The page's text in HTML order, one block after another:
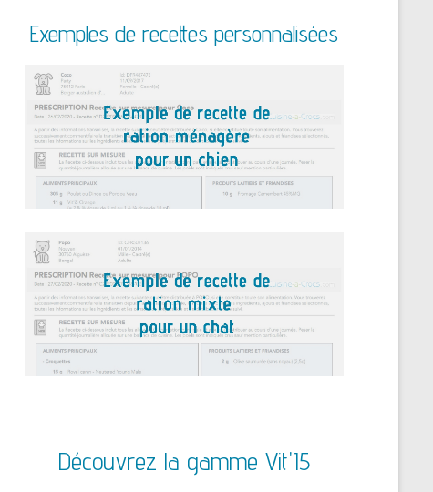
Exemples de recettes personnalisées
Découvrez la gamme Vit'I5